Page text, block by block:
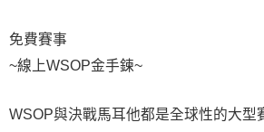
免費賽事
~線上WSOP金手鍊~
WSOP與決戰馬耳他都是全球性的大型